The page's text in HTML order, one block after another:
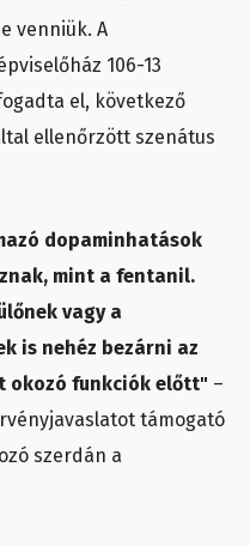
venniük. A
106-13
el, következő
ellenőrzött szenátus
dopaminhatások
mint a fentanil.
vagy a
is nehéz bezárni az
okozó funkciók előtt" –
támogató
szerdán a